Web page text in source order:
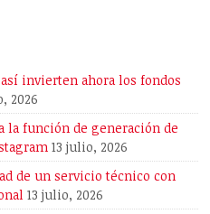
invierten ahora los fondos
2026
la función de generación de
13 julio, 2026
de un servicio técnico con
13 julio, 2026